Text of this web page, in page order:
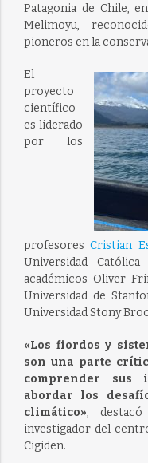
Patagonia de Chile,
Melimoyu,
pioneros en la
El
proyecto
científico
es liderado
por los
profesoresCristian
Universidad
académicos Oliver
Universidad de
Universidad Stony
«Los fiordos y
son una parte
comprender sus
abordar los
climático», destacó
investigador del
Cigiden.